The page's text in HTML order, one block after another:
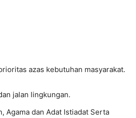
azas kebutuhan masyarakat.
jalan lingkungan.
Agama dan Adat Istiadat Serta